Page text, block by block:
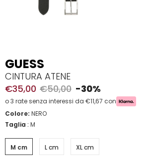
GUESS
CINTURA ATENE
€35,00 €50,00 -30%
o 3 rate senza interessi da €11,67 con
Colore: NERO
Taglia : M
M cm L cm XL cm